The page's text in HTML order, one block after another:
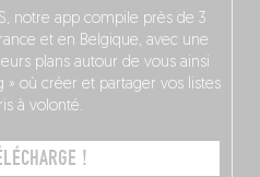
notre app compile près de 3
et en Belgique, avec une
plans autour de vous ainsi
» où créer et partager vos listes
à volonté.
!